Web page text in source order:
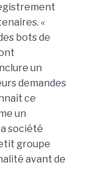
«
bots de
un
demandes
ce
un
société
groupe
avant de